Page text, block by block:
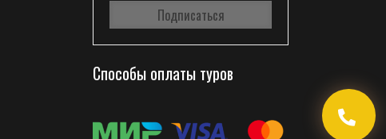
Способы оплаты туров